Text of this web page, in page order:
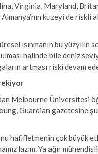
Virginia, Maryland,
Almanya’nın kuzeyi de riskli
ısınmanın bu yüzyılın
halinde bile deniz
artması riski devam
Melbourne Üniversitesi
Guardian gazetesine
hafifletmenin çok büyük
lazım. Ya ağır